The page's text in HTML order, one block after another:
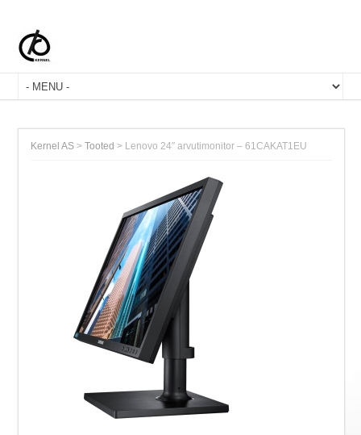
Kernel AS >Tooted > Lenovo 24″ arvutimonitor – 61CAKAT1EU